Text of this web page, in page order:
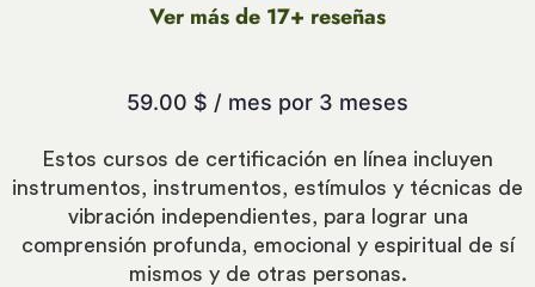
Ver más de 17+ reseñas
59.00 $ / mes por 3 meses
Estos cursos de certificación en línea incluyen
instrumentos, instrumentos, estímulos y técnicas de
vibración independientes, para lograr una
comprensión profunda, emocional y espiritual de sí
mismos y de otras personas.